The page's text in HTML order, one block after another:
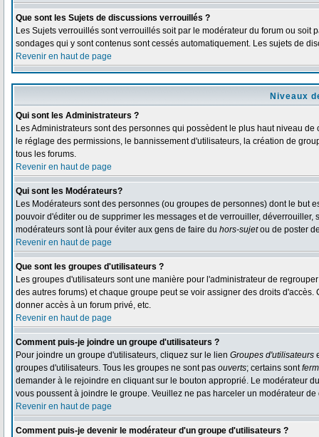
Que sont les Sujets de discussions verrouillés ?
Les Sujets verrouillés sont verrouillés soit par le modérateur du forum ou
sondages qui y sont contenus sont cessés automatiquement. Les sujets de
Revenir en haut de page
Niveaux
Qui sont les Administrateurs ?
Les Administrateurs sont des personnes qui possèdent le plus haut niveau
le réglage des permissions, le bannissement d'utilisateurs, la création de
tous les forums.
Revenir en haut de page
Qui sont les Modérateurs?
Les Modérateurs sont des personnes (ou groupes de personnes) dont le but
pouvoir d'éditer ou de supprimer les messages et de verrouiller,
modérateurs sont là pour éviter aux gens de faire du hors-sujetou de poster
Revenir en haut de page
Que sont les groupes d'utilisateurs ?
Les groupes d'utilisateurs sont une manière pour l'administrateur de
des autres forums) et chaque groupe peut se voir assigner des droits
donner accès à un forum privé, etc.
Revenir en haut de page
Comment puis-je joindre un groupe d'utilisateurs ?
Pour joindre un groupe d'utilisateurs, cliquez sur le lien Groupes d'utilisateurs
groupes d'utilisateurs. Tous les groupes ne sont pas ouverts; certains sont
demander à le rejoindre en cliquant sur le bouton approprié. Le modérateur
vous poussent à joindre le groupe. Veuillez ne pas harceler un modérateur
Revenir en haut de page
Comment puis-je devenir le modérateur d'un groupe d'utilisateurs ?